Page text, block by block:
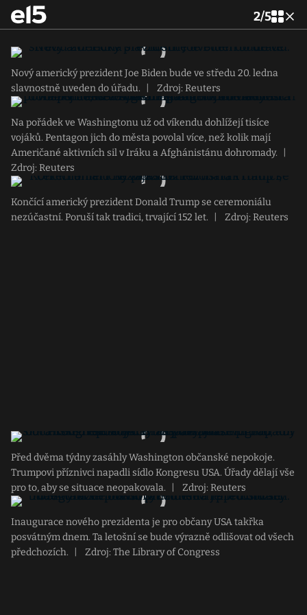
2/5
Nový americký prezident Joe Biden bude ve středu 20. ledna
slavnostně uveden do úřadu.
Zdroj: Reuters
Na pořádek ve Washingtonu už od víkendu dohlížejí tisíce
vojáků. Pentagon jich do města povolal více, než kolik mají
Američané aktivních sil v Iráku a Afghánistánu dohromady.
Zdroj: Reuters
Končící americký prezident Donald Trump se ceremoniálu
nezúčastní. Poruší tak tradici, trvající 152 let.
Zdroj: Reuters
Před dvěma týdny zasáhly Washington občanské nepokoje.
Trumpovi příznivci napadli sídlo Kongresu USA. Úřady dělají vše
pro to, aby se situace neopakovala.
Zdroj: Reuters
Inaugurace nového prezidenta je pro občany USA takřka
posvátným dnem. Ta letošní se bude výrazně odlišovat od všech
předchozích.
Zdroj: The Library of Congress